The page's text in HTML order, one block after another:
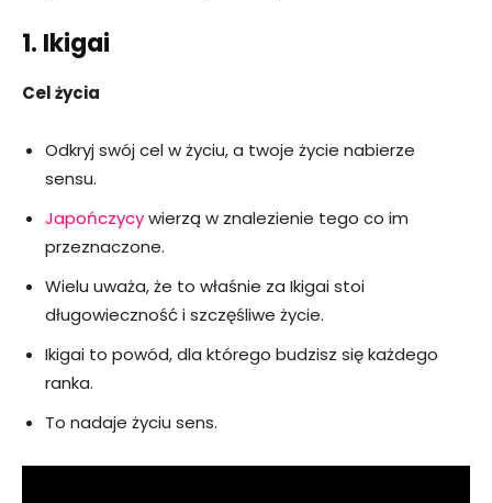
1. Ikigai
Cel życia
Odkryj swój cel w życiu, a twoje życie nabierze
sensu.
Japończycywierzą w znalezienie tego co im
przeznaczone.
Wielu uważa, że to właśnie za Ikigai stoi
długowieczność i szczęśliwe życie.
Ikigai to powód, dla którego budzisz się każdego
ranka.
To nadaje życiu sens.